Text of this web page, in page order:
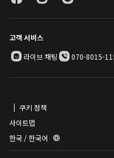
고객 서비스
라이브 채팅
070-8015-
쿠키 정책
사이트맵
한국 / 한국어